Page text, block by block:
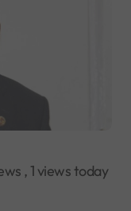
, 1 views today